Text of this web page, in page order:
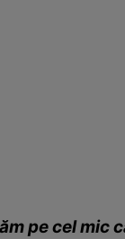
pe cel mic